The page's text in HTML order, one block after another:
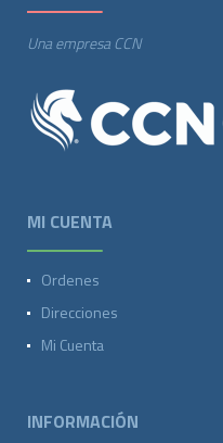
Una empresa CCN
MI CUENTA
Ordenes
Direcciones
Mi Cuenta
INFORMACIÓN